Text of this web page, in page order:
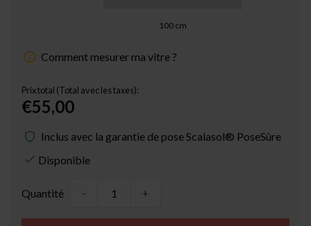
100 cm
Comment mesurer ma vitre ?
Prix total (Total avec les taxes):
€55,00
Inclus avec la garantie de pose Scalasol® PoseSûre
Disponible
Quantité - +